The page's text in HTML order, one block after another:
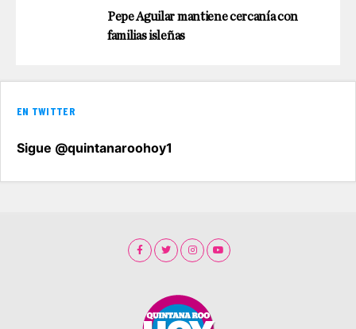
Pepe Aguilar mantiene cercanía con
familias isleñas
EN TWITTER
Sigue @quintanaroohoy1